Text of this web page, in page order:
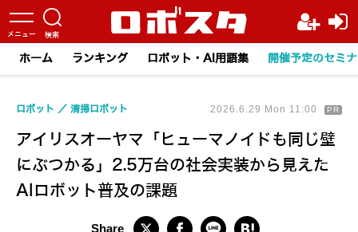
ホーム ランキング ロボット・AI用語集 開催予定のセミ
アイリスオーヤマ「ヒューマノイドも同じ壁
にぶつかる」2.5万台の社会実装から見えた
AIロボット普及の課題
ロボット 清掃ロボット 2026.6.29 Mon 11:00 PR